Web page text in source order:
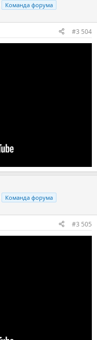
Команда форума
#3 504
Команда форума
#3 505